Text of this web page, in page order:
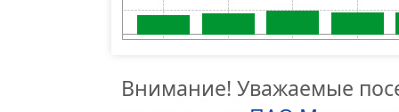
Внимание! Уважаемые